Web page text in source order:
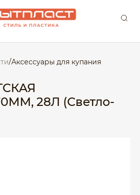
/Аксессуары для купания
28Л (Светло-